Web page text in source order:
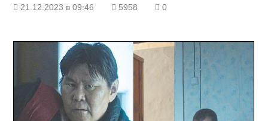
21.12.2023 в 09:46 5958 0